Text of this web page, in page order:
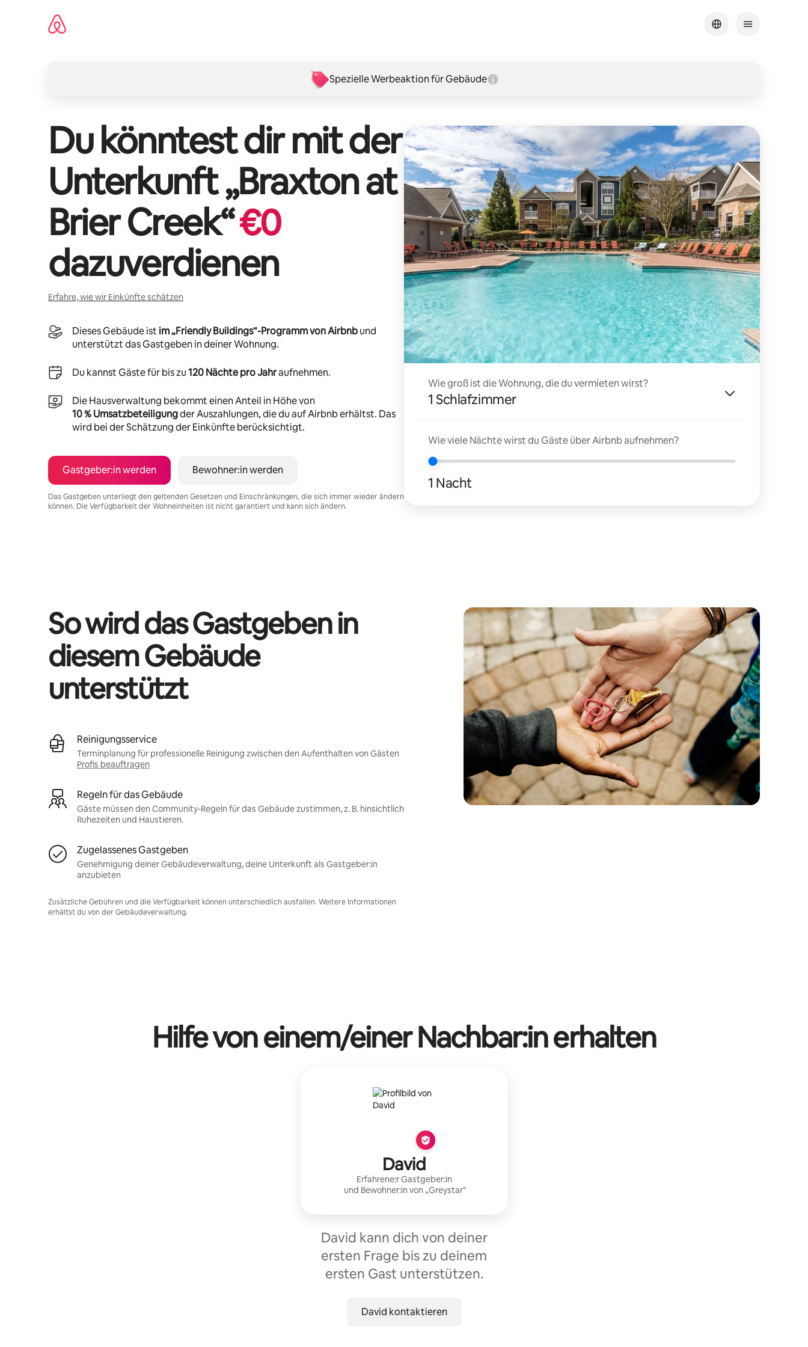
Spezielle Werbeaktion für Gebäude
Du könntest dir mit der
Unterkunft „Braxton at
Brier Creek“€0
dazuverdienen
Erfahre, wie wir Einkünfte schätzen
Dieses Gebäude ist im „Friendly Buildings“-Programm von Airbnbund
unterstützt das Gastgeben in deiner Wohnung.
Du kannst Gäste für bis zu120 Nächte pro Jahraufnehmen.
Die Hausverwaltung bekommt einen Anteil in Höhe von
10 % Umsatzbeteiligungder Auszahlungen, die du auf Airbnb erhältst. Das
wird bei der Schätzung der Einkünfte berücksichtigt.
Gastgeber:in werden Bewohner:in werden
Das Gastgeben unterliegt den geltenden Gesetzen und Einschränkungen, die sich immer wieder ändern
können. Die Verfügbarkeit der Wohneinheiten ist nicht garantiert und kann sich ändern.
Wie groß ist die Wohnung, die du vermieten wirst?
1 Schlafzimmer
Wie viele Nächte wirst du Gäste über Airbnb aufnehmen?
1 Nacht
So wird das Gastgeben in
diesem Gebäude
unterstützt
Reinigungsservice
Terminplanung für professionelle Reinigung zwischen den Aufenthalten von Gästen
Profis beauftragen
Regeln für das Gebäude
Gäste müssen den Community-Regeln für das Gebäude zustimmen, z. B. hinsichtlich
Ruhezeiten und Haustieren.
Zugelassenes Gastgeben
Genehmigung deiner Gebäudeverwaltung, deine Unterkunft als Gastgeber:in
anzubieten
Zusätzliche Gebühren und die Verfügbarkeit können unterschiedlich ausfallen. Weitere Informationen
erhältst du von der Gebäudeverwaltung.
Hilfe von einem/einer Nachbar:in erhalten
David
Erfahrene:r Gastgeber:in
und Bewohner:in von „Greystar“
David kann dich von deiner
ersten Frage bis zu deinem
ersten Gast unterstützen.
David kontaktieren